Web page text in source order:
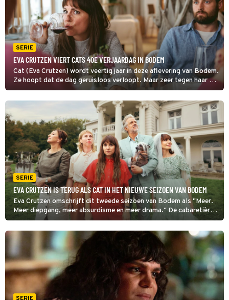
SERIE
EVA CRUTZEN VIERT CATS 40E VERJAARDAG IN BODEM
Cat (Eva Crutzen) wordt veertig jaar in deze aflevering van Bodem.
Ze hoopt dat de dag geruisloos verloopt. Maar zeer tegen haar zin
hebben vrienden en familieleden een groot verrassingsfeest
georganiseerd. En dat nog wel op een bowlingbaan.
SERIE
EVA CRUTZEN IS TERUG ALS CAT IN HET NIEUWE SEIZOEN VAN BODEM
Eva Crutzen omschrijft dit tweede seizoen van Bodem als "Meer.
Meer diepgang, meer absurdisme en meer drama." De cabaretière
speelt Cat. Haar leven lijkt op orde tot een wilde nacht alles
verandert.